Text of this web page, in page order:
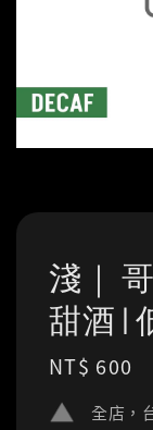
淺｜
甜酒 |
Regular
NT$ 600
全店，